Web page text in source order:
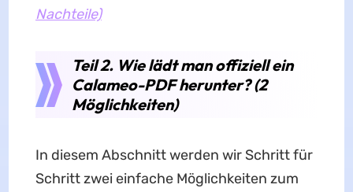
Nachteile)
Teil 2. Wie lädt man offiziell ein
Calameo-PDF herunter? (2
Möglichkeiten)
In diesem Abschnitt werden wir Schritt für
Schritt zwei einfache Möglichkeiten zum